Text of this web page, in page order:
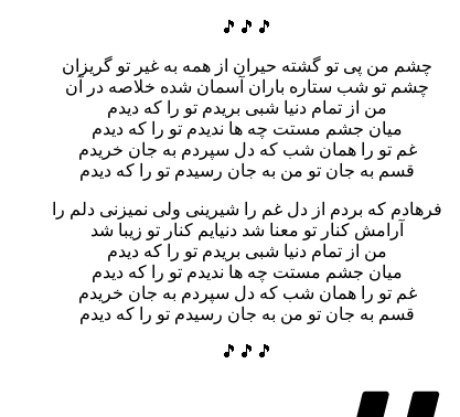
🎵🎵🎵
چشم من پی تو گشته حیران از همه به غیر تو گریزان
چشم تو شب ستاره باران آسمان شده خلاصه در آن
من از تمام دنیا شبی بریدم تو را که دیدم
میان جشم مستت چه ها ندیدم تو را که دیدم
غم تو را همان شب که دل سپردم به جان خریدم
قسم به جان تو من به جان رسیدم تو را که دیدم
فرهادم که بردم از دل غم را شیرینی ولی نمیزنی دلم را
آرامش کنار تو معنا شد دنیایم کنار تو زیبا شد
من از تمام دنیا شبی بریدم تو را که دیدم
میان جشم مستت چه ها ندیدم تو را که دیدم
غم تو را همان شب که دل سپردم به جان خریدم
قسم به جان تو من به جان رسیدم تو را که دیدم
🎵🎵🎵